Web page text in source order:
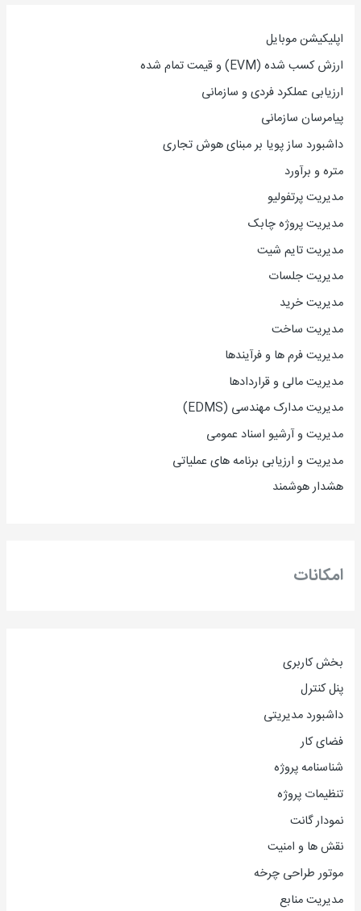
اپلیکیشن موبایل
ارزش کسب شده (EVM) و قیمت تمام شده
ارزیابی عملکرد فردی و سازمانی
پیامرسان سازمانی
داشبورد ساز پویا بر مبنای هوش تجاری
متره و برآورد
مدیریت پرتفولیو
مدیریت پروژه چابک
مدیریت تایم شیت
مدیریت جلسات
مدیریت خرید
مدیریت ساخت
مدیریت فرم ها و فرآیندها
مدیریت مالی و قراردادها
مدیریت مدارک مهندسی (EDMS)
مدیریت و آرشیو اسناد عمومی
مدیریت و ارزیابی برنامه های عملیاتی
هشدار هوشمند
امکانات
بخش کاربری
پنل کنترل
داشبورد مدیریتی
فضای کار
شناسنامه پروژه
تنظیمات پروژه
نمودار گانت
نقش ها و امنیت
موتور طراحی چرخه
مدیریت منابع